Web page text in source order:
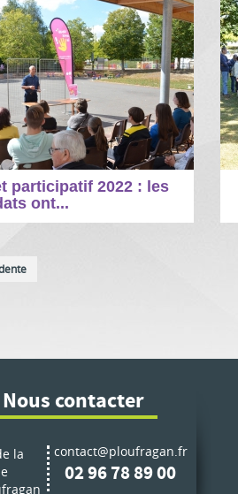
participatif 2022 : les
ont...
Nous contacter
la
contact@ploufragan.fr
02 96 78 89 00